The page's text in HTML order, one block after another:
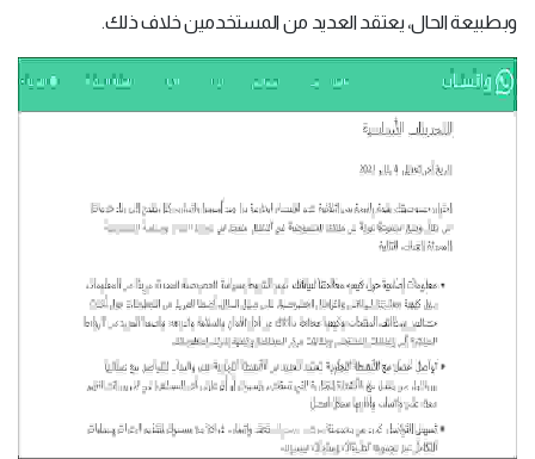
وبطبيعة الحال، يعتقد العديد من المستخدمين خلاف ذلك.